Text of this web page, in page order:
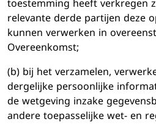
relevante derde partijen deze
kunnen verwerken in
Overeenkomst;
(b) bij het verzamelen,
dergelijke persoonlijke
de wetgeving inzake
andere toepasselijke wet- en